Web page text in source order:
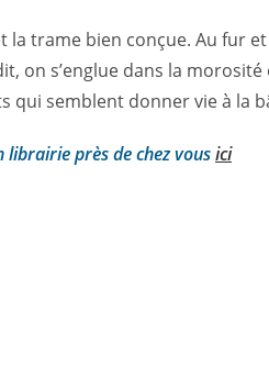
la trame bien conçue. Au fur
on s’englue dans la
qui semblent donner vie à la
librairie près de chez vousici